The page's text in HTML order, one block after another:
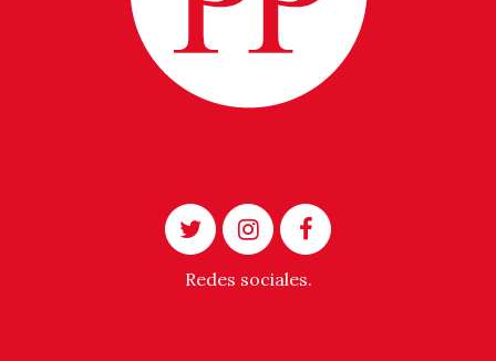
Redes sociales.